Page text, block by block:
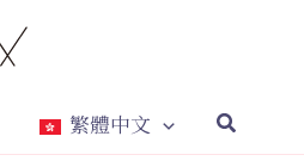
繁體中文